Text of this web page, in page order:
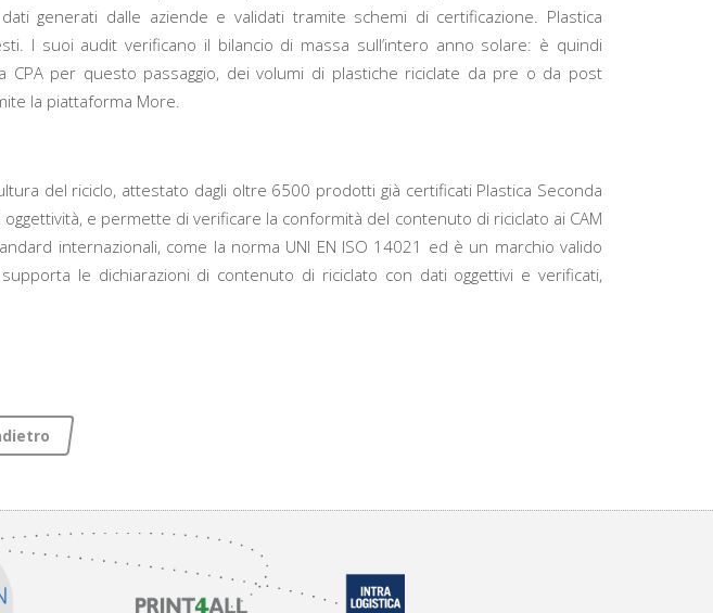
generati dalle aziende e validati tramite schemi di certificazione. Plastica
I suoi audit verificano il bilancio di massa sull’intero anno solare: è quindi
per questo passaggio, dei volumi di plastiche riciclate da pre o da post
la piattaforma More.
del riciclo, attestato dagli oltre 6500 prodotti già certificati Plastica Seconda
e permette di verificare la conformità del contenuto di riciclato ai CAM
internazionali, come la norma UNI EN ISO 14021 ed è un marchio valido
le dichiarazioni di contenuto di riciclato con dati oggettivi e verificati,